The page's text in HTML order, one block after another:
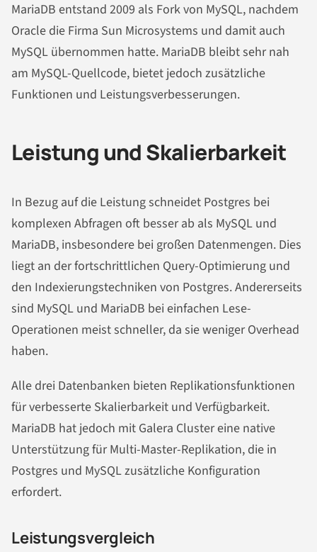
MariaDB entstand 2009 als Fork von MySQL, nachdem
Oracle die Firma Sun Microsystems und damit auch
MySQL übernommen hatte. MariaDB bleibt sehr nah
am MySQL-Quellcode, bietet jedoch zusätzliche
Funktionen und Leistungsverbesserungen.
Leistung und Skalierbarkeit
In Bezug auf die Leistung schneidet Postgres bei
komplexen Abfragen oft besser ab als MySQL und
MariaDB, insbesondere bei großen Datenmengen. Dies
liegt an der fortschrittlichen Query-Optimierung und
den Indexierungstechniken von Postgres. Andererseits
sind MySQL und MariaDB bei einfachen Lese-
Operationen meist schneller, da sie weniger Overhead
haben.
Alle drei Datenbanken bieten Replikationsfunktionen
für verbesserte Skalierbarkeit und Verfügbarkeit.
MariaDB hat jedoch mit Galera Cluster eine native
Unterstützung für Multi-Master-Replikation, die in
Postgres und MySQL zusätzliche Konfiguration
erfordert.
Leistungsvergleich